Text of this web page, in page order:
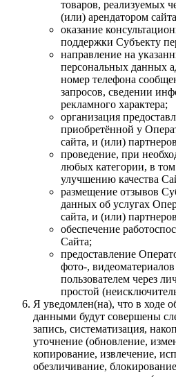
товаров, реализуемых
(или) арендатором
оказание
поддержки Субъекту
направление на
персональных данных
номер телефона
запросов, сведении
рекламного характера;
организация
приобретённой у
сайта, и (или)
проведение, при
любых категории, в
улучшению качества
размещение отзывов
данных об услугах
сайта, и (или)
обеспечение
Сайта;
предоставление
фото-,
пользователем через
простой
Я уведомлен(на), что в ходе
данными будут совершены
запись, систематизация,
уточнение (обновление,
копирование, извлечение,
обезличивание,